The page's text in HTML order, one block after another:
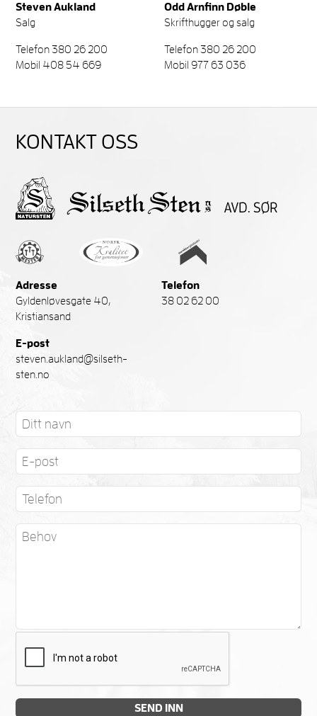
Steven Aukland
Salg
Telefon 380 26 200
Mobil 408 54 669
Odd Arnfinn Døble
Skrifthugger og salg
Telefon 380 26 200
Mobil 977 63 036
KONTAKT OSS
Adresse
Gyldenløvesgate 40,
Kristiansand
Telefon
38 02 62 00
E-post
steven.aukland@silseth-
sten.no
SEND INN